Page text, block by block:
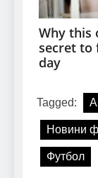
Tagged:
Новини
Футбол